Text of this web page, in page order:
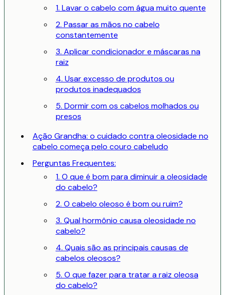
1. Lavar o cabelo com água muito quente
2. Passar as mãos no cabelo
constantemente
3. Aplicar condicionador e máscaras na
raiz
4. Usar excesso de produtos ou
produtos inadequados
5. Dormir com os cabelos molhados ou
presos
Ação Grandha: o cuidado contra oleosidade no
cabelo começa pelo couro cabeludo
Perguntas Frequentes:
1. O que é bom para diminuir a oleosidade
do cabelo?
2. O cabelo oleoso é bom ou ruim?
3. Qual hormônio causa oleosidade no
cabelo?
4. Quais são as principais causas de
cabelos oleosos?
5. O que fazer para tratar a raiz oleosa
do cabelo?